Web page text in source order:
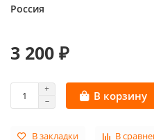
Россия
3 200 ₽
В корзину
В закладки В